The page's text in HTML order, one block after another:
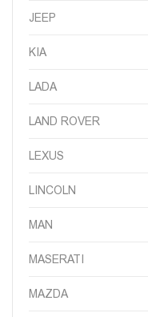
JEEP
KIA
LADA
LAND ROVER
LEXUS
LINCOLN
MAN
MASERATI
MAZDA